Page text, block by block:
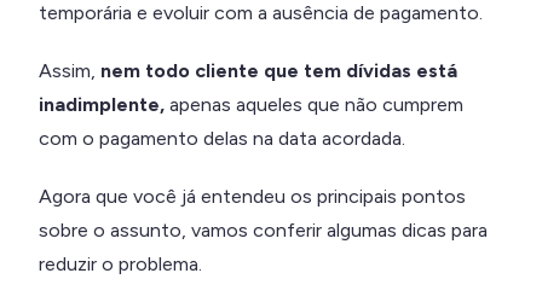
temporária e evoluir com a ausência de pagamento.
Assim, nem todo cliente que tem dívidas está
inadimplente, apenas aqueles que não cumprem
com o pagamento delas na data acordada.
Agora que você já entendeu os principais pontos
sobre o assunto, vamos conferir algumas dicas para
reduzir o problema.